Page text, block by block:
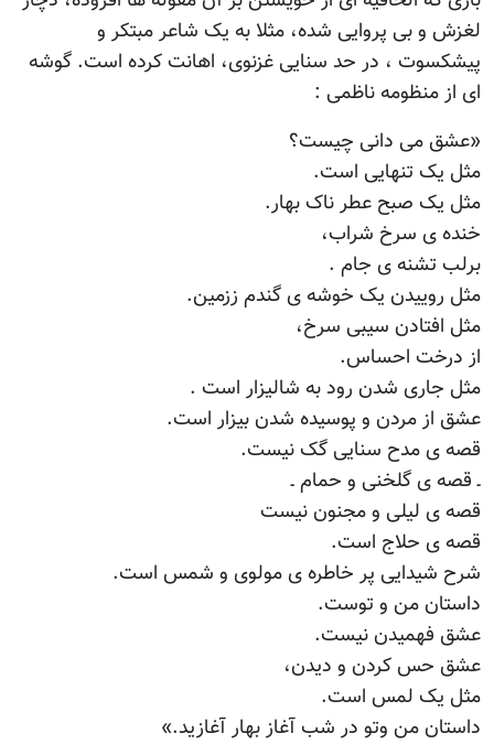
لغزش و بی پروایی شده، مثلا به یک شاعر مبتکر و
پیشکسوت ، در حد سنایی غزنوی، اهانت کرده است. گوشه
ای از منظومه ناظمی :
«عشق می دانی چیست؟
مثل یک تنهایی است.
مثل یک صبح عطر ناک بهار.
خنده ی سرخ شراب،
برلب تشنه ی جام .
مثل روییدن یک خوشه ی گندم ززمین.
مثل افتادن سیبی سرخ،
از درخت احساس.
مثل جاری شدن رود به شالیزار است .
عشق از مردن و پوسیده شدن بیزار است.
قصه ی مدح سنایی گک نیست.
ـ قصه ی گلخنی و حمام ـ
قصه ی لیلی و مجنون نیست
قصه ی حلاج است.
شرح شیدایی پر خاطره ی مولوی و شمس است.
داستان من و توست.
عشق فهمیدن نیست.
عشق حس کردن و دیدن،
مثل یک لمس است.
داستان من وتو در شب آغاز بهار آغازید.»